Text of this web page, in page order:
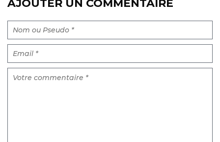
AJOUTER UN COMMENTAIRE